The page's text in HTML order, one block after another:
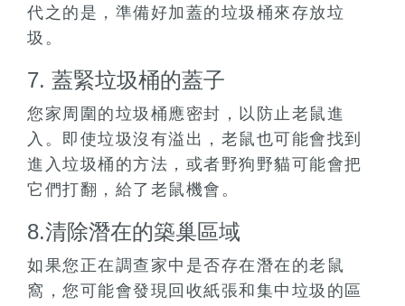
代之的是，準備好加蓋的垃圾桶來存放垃
圾。
7. 蓋緊垃圾桶的蓋子
您家周圍的垃圾桶應密封，以防止老鼠進
入。即使垃圾沒有溢出，老鼠也可能會找到
進入垃圾桶的方法，或者野狗野貓可能會把
它們打翻，給了老鼠機會。
8.清除潛在的築巢區域
如果您正在調查家中是否存在潛在的老鼠
窩，您可能會發現回收紙張和集中垃圾的區